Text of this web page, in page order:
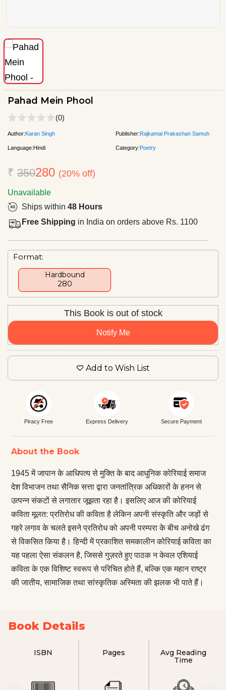
Pahad Mein Phool
(0)
Author:Karan Singh Publisher:Rajkamal Prakashan Samuh
Language:Hindi Category:Poetry
₹ 350280 (20% off)
Unavailable
Ships within 48 Hours
Free Shipping in India on orders above Rs. 1100
Format:
Hardbound
₹280
This Book is out of stock
Notify Me
Add to Wish List
Piracy Free Express Delivery Secure Payment
About the Book
1945 में जापान के आधिपत्य से मुक्ति के बाद आधुनिक कोरियाई समाज
देश विभाजन तथा सैनिक सत्ता द्वारा जनतांत्रिक अधिकारों के हनन से
उत्पन्न संकटों से लगातार जूझता रहा है। इसलिए आज की कोरियाई
कविता मूलत: प्रतिरोध की कविता है लेकिन अपनी संस्कृति और जड़ों से
गहरे लगाव के चलते इसने प्रतिरोध को अपनी परम्परा के बीच अनोखे ढंग
से विकसित किया है। हिन्दी में प्रकाशित समकालीन कोरियाई कविता का
यह पहला ऐसा संकलन है, जिससे गुज़रते हुए पाठक न केवल एशियाई
कविता के एक विशिष्ट स्वरूप से परिचित होते हैं, बल्कि एक महान राष्ट्र
की जातीय, सामाजिक तथा सांस्कृतिक अस्मिता की झलक भी पाते हैं।
Book Details
ISBN Pages
Avg Reading
Time